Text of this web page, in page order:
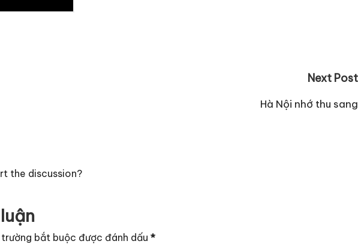
Next Post
Hà Nội nhớ thu sang
the discussion?
bắt buộc được đánh dấu *